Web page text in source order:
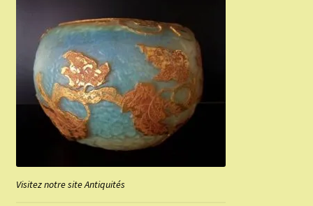
Visitez notre site Antiquités